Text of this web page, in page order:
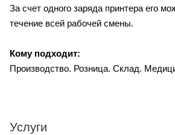
За счет одного заряда принтера его
течение всей рабочей смены.
Кому подходит:
Производство. Розница. Склад.
Услуги